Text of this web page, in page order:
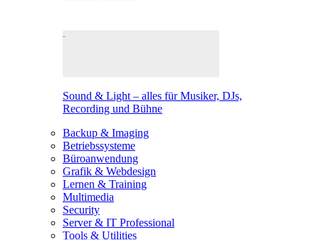
Sound & Light – alles für Musiker, DJs,
Recording und Bühne
Backup & Imaging
Betriebssysteme
Büroanwendung
Grafik & Webdesign
Lernen & Training
Multimedia
Security
Server & IT Professional
Tools & Utilities